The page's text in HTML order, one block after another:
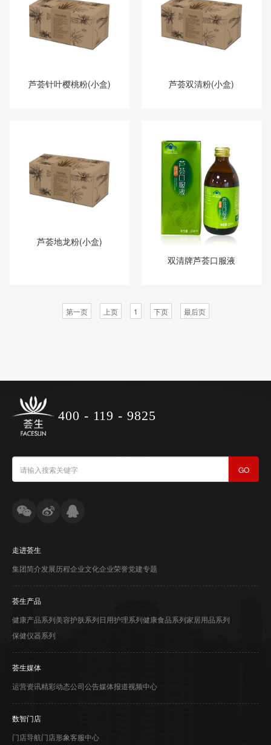
芦荟针叶樱桃粉(小盒) 芦荟双清粉(小盒)
芦荟地龙粉(小盒)
双清牌芦荟口服液
第一页 上页 1 下页 最后页
400 - 119 - 9825
GO
走进荟生
集团简介发展历程企业文化企业荣誉党建专题
荟生产品
健康产品系列美容护肤系列日用护理系列健康食品系列家居用品系列
保健仪器系列
荟生媒体
运营资讯精彩动态公司公告媒体报道视频中心
数智门店
门店导航门店形象客服中心